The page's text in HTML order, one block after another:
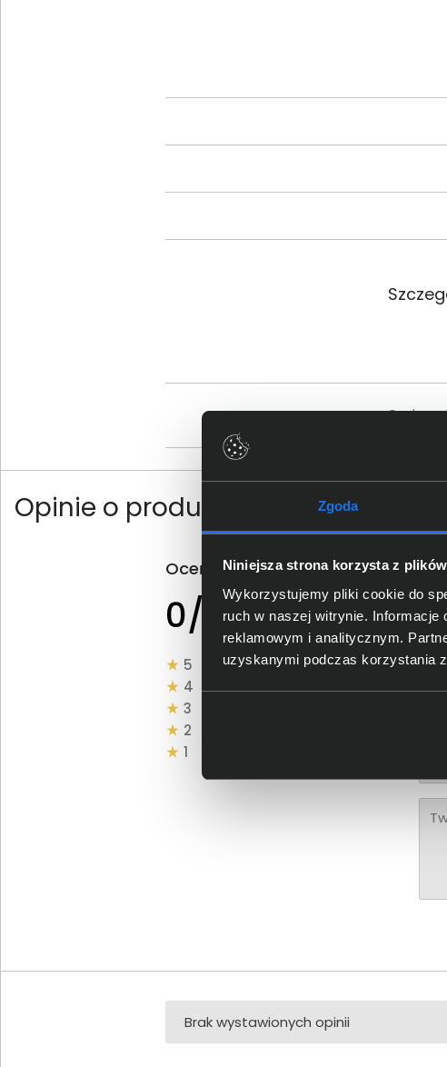
Zgoda
Niniejsza strona korzysta z
Wykorzystujemy pliki cookie do
ruch w naszej witrynie.
reklamowym i analitycznym.
uzyskanymi podczas korzystania z
Osoba
Opinie o produkcie
Oceń produkt
0/5 0 - ilość opinii o
produkcie
5
4
3
2
1
Brak wystawionych opinii